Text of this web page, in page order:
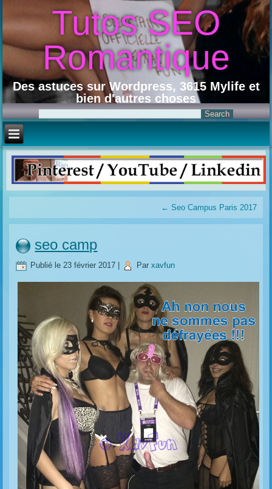
Tutos SEO
Romantique
Des astuces sur Wordpress, 3615 Mylife et
bien d'autres choses
← Seo Campus Paris 2017
seo camp
Publié le 23 février 2017 Par xavfun